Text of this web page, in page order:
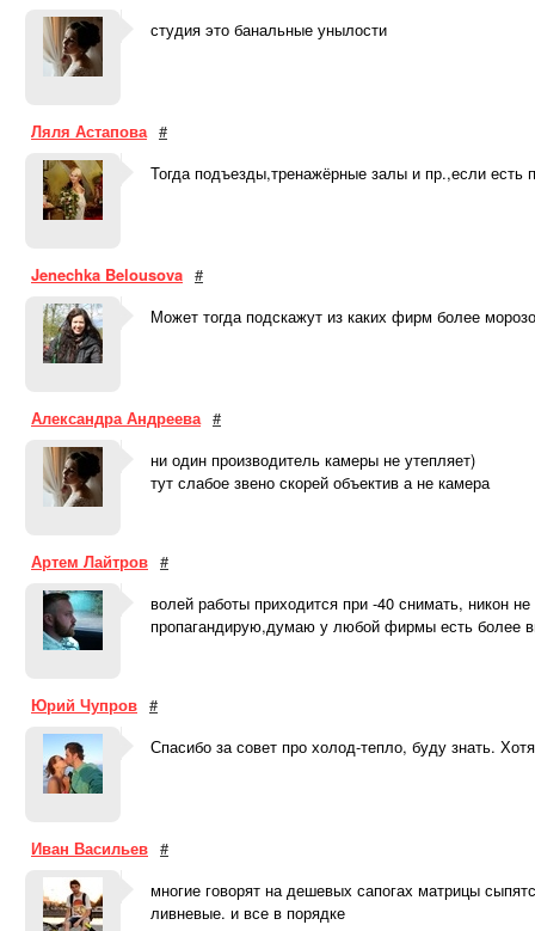
студия это банальные унылости
Ляля Астапова #
Тогда подъезды,тренажёрные залы и пр.,если
Jenechka Belousova #
Может тогда подскажут из каких фирм более
Александра Андреева #
ни один производитель камеры не утепляет)
тут слабое звено скорей объектив а не камера
Артем Лайтров #
волей работы приходится при -40 снимать, никон
пропагандирую,думаю у любой фирмы есть более
Юрий Чупров #
Спасибо за совет про холод-тепло, буду знать.
Иван Васильев #
многие говорят на дешевых сапогах матрицы
ливневые. и все в порядке